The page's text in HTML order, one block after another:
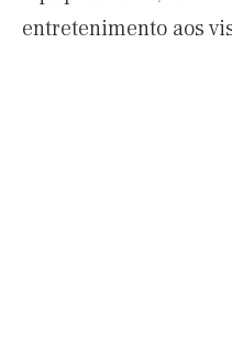
entretenimento aos